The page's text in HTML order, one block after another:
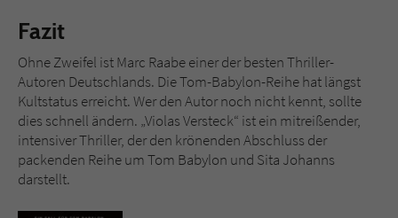
Fazit
Ohne Zweifel ist Marc Raabe einer der besten Thriller-
Autoren Deutschlands. Die Tom-Babylon-Reihe hat längst
Kultstatus erreicht. Wer den Autor noch nicht kennt, sollte
dies schnell ändern. „Violas Versteck“ ist ein mitreißender,
intensiver Thriller, der den krönenden Abschluss der
packenden Reihe um Tom Babylon und Sita Johanns
darstellt.